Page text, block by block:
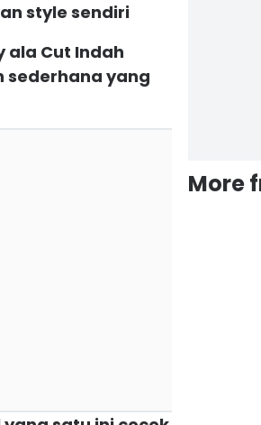
style sendiri
ala Cut Indah
sederhana yang
More